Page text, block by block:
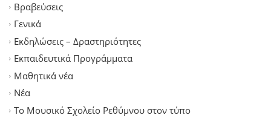
Βραβεύσεις
Γενικά
Εκδηλώσεις – Δραστηριότητες
Εκπαιδευτικά Προγράμματα
Μαθητικά νέα
Νέα
Το Μουσικό Σχολείο Ρεθύμνου στον τύπο